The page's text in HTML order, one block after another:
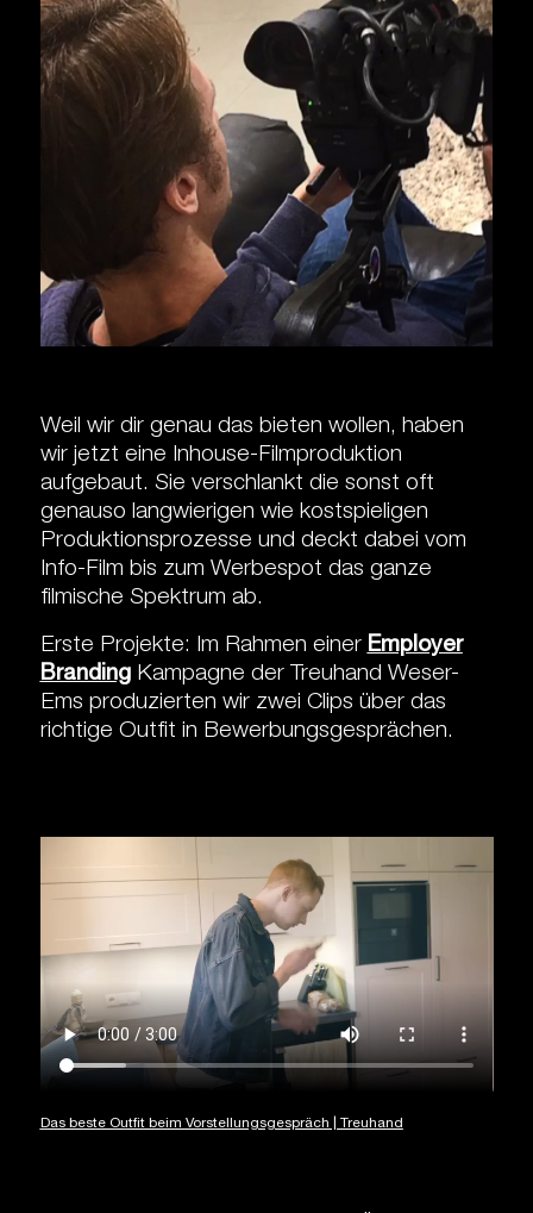
Weil wir dir genau das bieten wollen, haben
wir jetzt eine Inhouse-Filmproduktion
aufgebaut. Sie verschlankt die sonst oft
genauso langwierigen wie kostspieligen
Produktionsprozesse und deckt dabei vom
Info-Film bis zum Werbespot das ganze
filmische Spektrum ab.
Erste Projekte: Im Rahmen einer Employer
BrandingKampagne der Treuhand Weser-
Ems produzierten wir zwei Clips über das
richtige Outfit in Bewerbungsgesprächen.
Das beste Outfit beim Vorstellungsgespräch | Treuhand